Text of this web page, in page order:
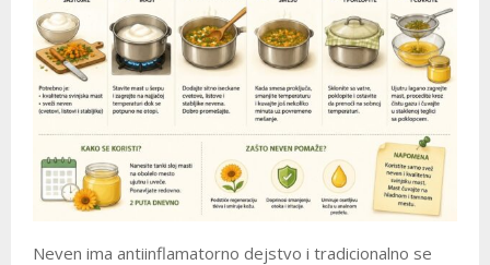
Neven ima antiinflamatorno dejstvo i tradicionalno se